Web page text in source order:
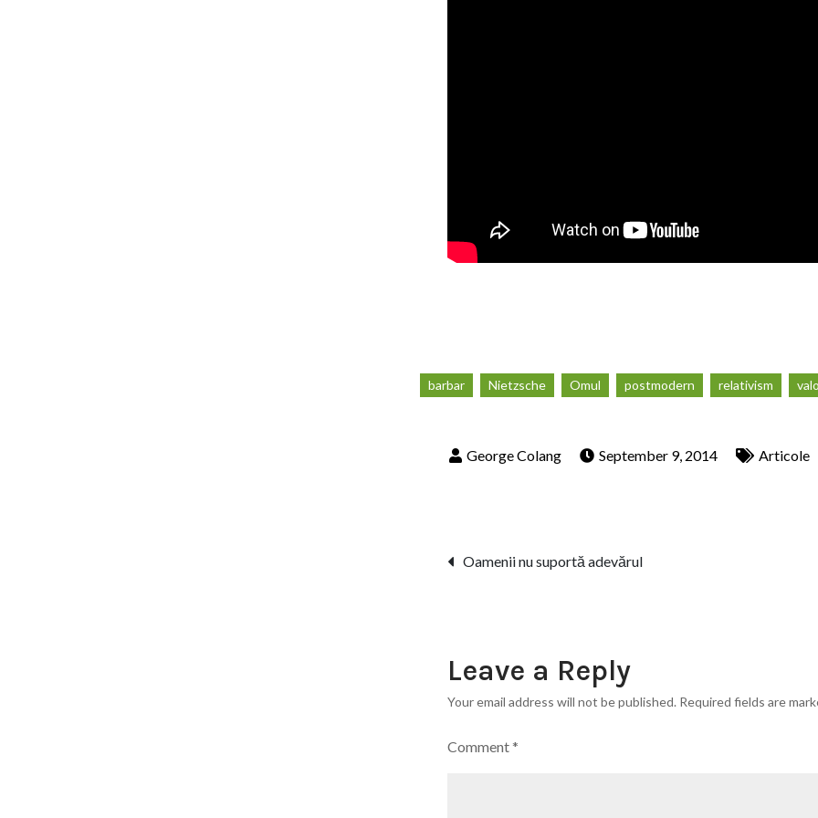
barbar Nietzsche Omul postmodern relativism
September 9, 2014 Articole
Post
Oamenii nu suportă adevărul
Leave a Reply
Your email address will not be published. Required fields are
Comment*